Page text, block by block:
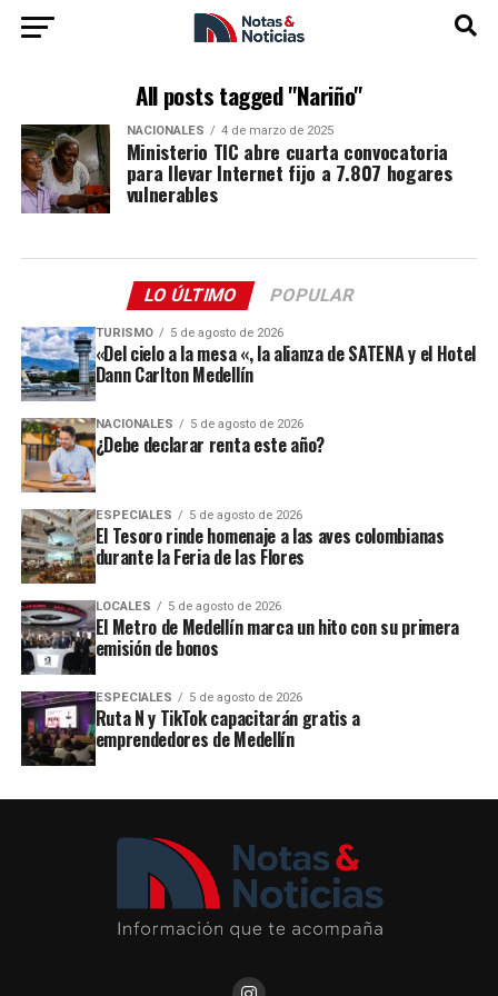
All posts tagged "Nariño"
NACIONALES 4 de marzo de 2025
Ministerio TIC abre cuarta convocatoria
para llevar Internet fijo a 7.807 hogares
vulnerables
LO ÚLTIMO POPULAR
TURISMO 5 de agosto de 2026
«Del cielo a la mesa «, la alianza de SATENA y el Hotel
Dann Carlton Medellín
NACIONALES 5 de agosto de 2026
¿Debe declarar renta este año?
ESPECIALES 5 de agosto de 2026
El Tesoro rinde homenaje a las aves colombianas
durante la Feria de las Flores
LOCALES 5 de agosto de 2026
El Metro de Medellín marca un hito con su primera
emisión de bonos
ESPECIALES 5 de agosto de 2026
Ruta N y TikTok capacitarán gratis a
emprendedores de Medellín